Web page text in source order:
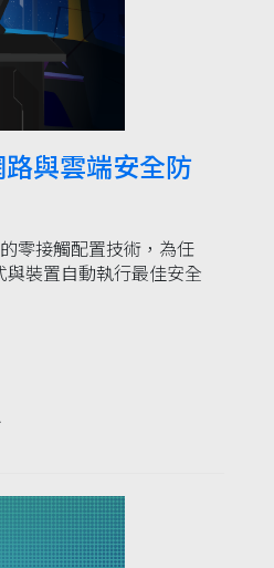
路與雲端安全防
零接觸配置技術，為任
與裝置自動執行最佳安全